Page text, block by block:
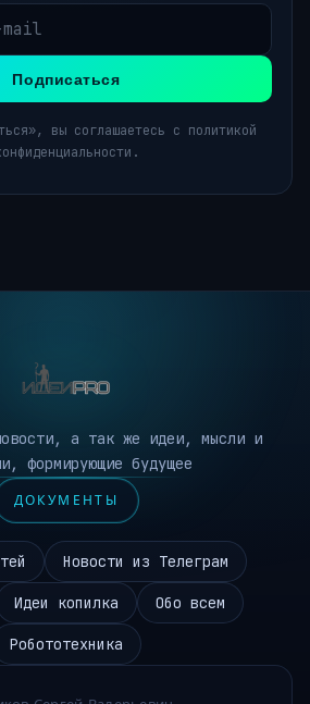
Подписаться
вы соглашаетесь с политикой
а так же идеи, мысли и
формирующие будущее
ДОКУМЕНТЫ
Новости из Телеграм
Идеи копилка Обо всем
Робототехника